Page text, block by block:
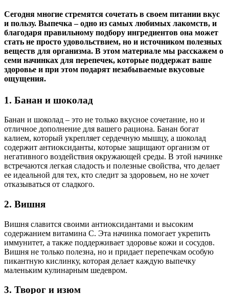
Сегодня многие стремятся сочетать в своем питании вкус
и пользу. Выпечка – одно из самых любимых лакомств, и
благодаря правильному подбору ингредиентов она может
стать не просто удовольствием, но и источником полезных
веществ для организма. В этом материале мы расскажем о
семи начинках для перепечек, которые поддержат ваше
здоровье и при этом подарят незабываемые вкусовые
ощущения.
1. Банан и шоколад
Банан и шоколад – это не только вкусное сочетание, но и
отличное дополнение для вашего рациона. Банан богат
калием, который укрепляет сердечную мышцу, а шоколад
содержит антиоксиданты, которые защищают организм от
негативного воздействия окружающей среды. В этой начинке
встречаются легкая сладость и полезные свойства, что делает
ее идеальной для тех, кто следит за здоровьем, но не хочет
отказываться от сладкого.
2. Вишня
Вишня славится своими антиоксидантами и высоким
содержанием витамина С. Эта начинка помогает укрепить
иммунитет, а также поддерживает здоровье кожи и сосудов.
Вишня не только полезна, но и придает перепечкам особую
пикантную кислинку, которая делает каждую выпечку
маленьким кулинарным шедевром.
3. Творог и изюм